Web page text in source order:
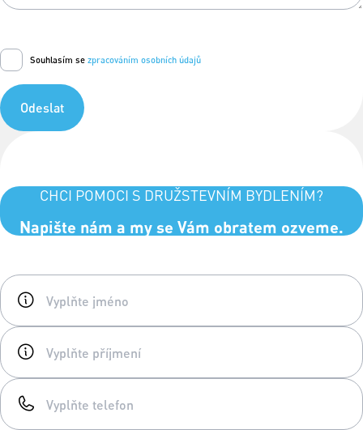
Souhlasím se zpracováním osobních údajů
Odeslat
CHCI POMOCI S DRUŽSTEVNÍM BYDLENÍM?
Napište nám a my se Vám obratem ozveme.